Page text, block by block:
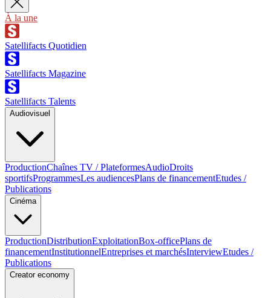
À la une
Satellifacts Quotidien
Satellifacts Magazine
Satellifacts Talents
Audiovisuel
ProductionChaînes TV / PlateformesAudioDroits
sportifsProgrammesLes audiencesPlans de financementEtudes /
Publications
Cinéma
ProductionDistributionExploitationBox-officePlans de
financementInstitutionnelEntreprises et marchésInterviewEtudes /
Publications
Creator economy